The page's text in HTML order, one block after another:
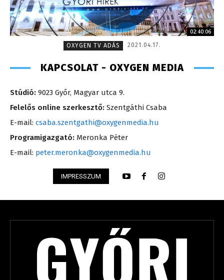
02:40:06
OXYGEN TV ADÁS
2021.04.17.
KAPCSOLAT - OXYGEN MEDIA
Stúdió: 9023 Győr, Magyar utca 9.
Felelős online szerkesztő: Szentgáthi Csaba
E-mail: csaba.szentgathi@oxygenmedia.hu
Programigazgató: Meronka Péter
E-mail: peter.meronka@oxygenmedia.hu
IMPRESSZUM